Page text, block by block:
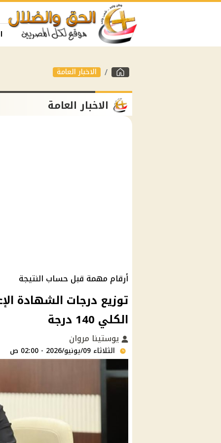
الاخبار العامة
الاخبار العامة
أرقام مهمة قبل حساب النتيجة
الكلي 140 درجة
يوستينا مروان
الثلاثاء 09/يونيو/2026 - 02:00 ص